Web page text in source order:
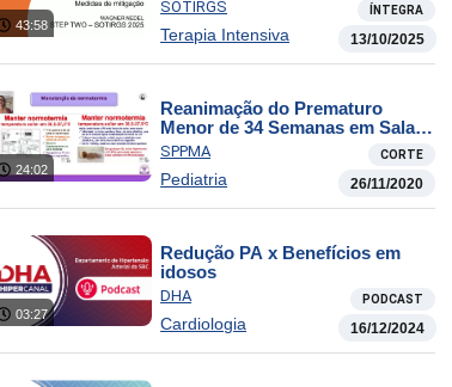
43:58
SOTIRGS ÍNTEGRA
Terapia Intensiva 13/10/2025
24:02
Reanimação do Prematuro
Menor de 34 Semanas em Sala
de Parto
SPPMA CORTE
Pediatria 26/11/2020
03:27
Redução PA x Benefícios em
idosos
DHA PODCAST
Cardiologia 16/12/2024